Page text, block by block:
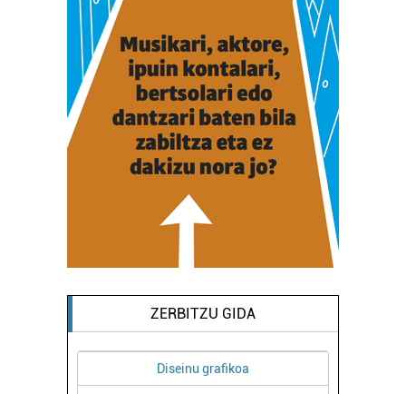
ZERBITZU GIDA
Diseinu grafikoa